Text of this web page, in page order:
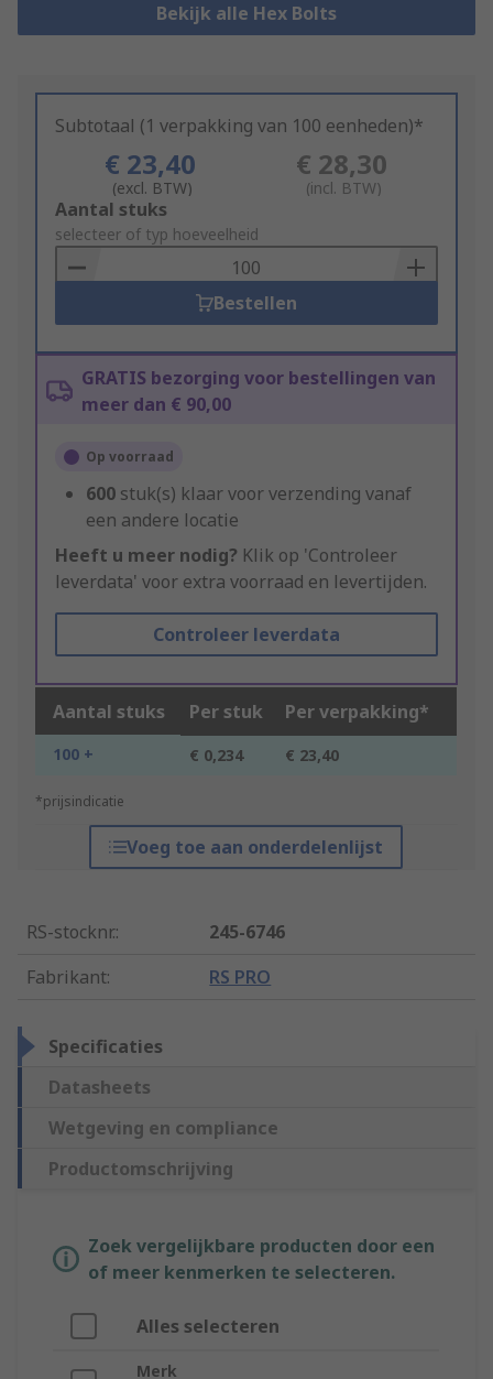
Bekijk alle Hex Bolts
Subtotaal (1 verpakking van 100 eenheden)*
€ 23,40
(excl. BTW)
€ 28,30
(incl. BTW)
Add
to
Basket
Aantal stuks
selecteer of typ hoeveelheid
Bestellen
GRATIS bezorging voor bestellingen van
meer dan € 90,00
Op voorraad
600 stuk(s) klaar voor verzending vanaf
een andere locatie
Heeft u meer nodig? Klik op 'Controleer
leverdata' voor extra voorraad en levertijden.
Controleer leverdata
Aantal stuks Per stuk Per verpakking*
100 + € 0,234 € 23,40
*prijsindicatie
Voeg toe aan onderdelenlijst
RS-stocknr.:
245-6746
Fabrikant: RS PRO
Specificaties
Datasheets
Wetgeving en compliance
Productomschrijving
Zoek vergelijkbare producten door een
of meer kenmerken te selecteren.
Alles selecteren
Merk